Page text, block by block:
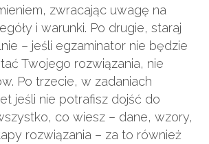
zwracając uwagę na
i warunki. Po drugie, staraj
– jeśli egzaminator nie będzie
Twojego rozwiązania, nie
Po trzecie, w zadaniach
jeśli nie potrafisz dojść do
co wiesz – dane, wzory,
rozwiązania – za to również